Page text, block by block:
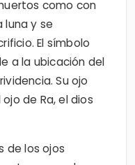
como con
luna y se
El símbolo
a la ubicación del
Su ojo
de Ra, el dios
de los ojos